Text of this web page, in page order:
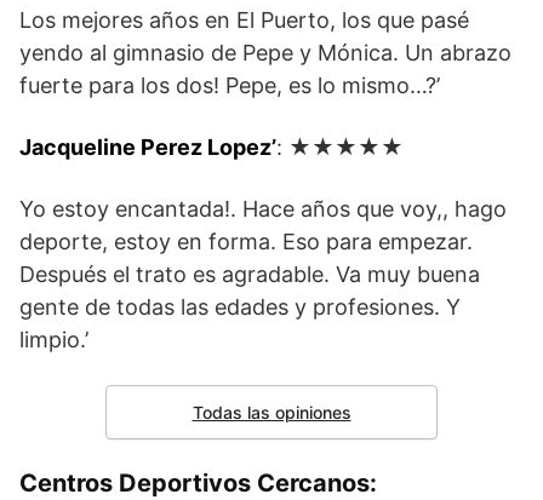
Los mejores años en El Puerto, los que pasé
yendo al gimnasio de Pepe y Mónica. Un abrazo
fuerte para los dos! Pepe, es lo mismo…?’
Jacqueline Perez Lopez’: ★★★★★
Yo estoy encantada!. Hace años que voy,, hago
deporte, estoy en forma. Eso para empezar.
Después el trato es agradable. Va muy buena
gente de todas las edades y profesiones. Y
limpio.’
Todas las opiniones
Centros Deportivos Cercanos: